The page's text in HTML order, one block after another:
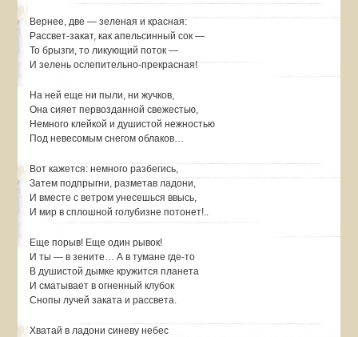
Вернее, две — зеленая и красная:
Рассвет-закат, как апельсинный сок —
То брызги, то ликующий поток —
И зелень ослепительно-прекрасная!
На ней еще ни пыли, ни жучков,
Она сияет первозданной свежестью,
Немного клейкой и душистой нежностью
Под невесомым снегом облаков…
Вот кажется: немного разбегись,
Затем подпрыгни, разметав ладони,
И вместе с ветром унесешься ввысь,
И мир в сплошной голубизне потонет!..
Еще порыв! Еще один рывок!
И ты — в зените… А в тумане где-то
В душистой дымке кружится планета
И сматывает в огненный клубок
Снопы лучей заката и рассвета.
Хватай в ладони синеву небес